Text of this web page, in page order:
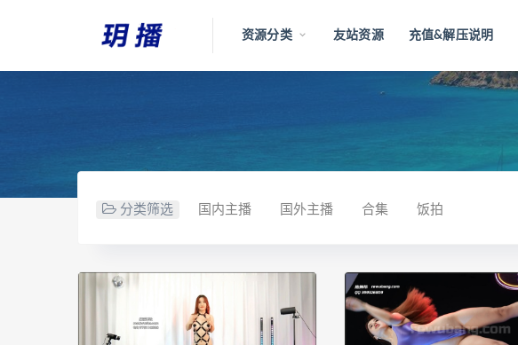
资源分类 友站资源 充值&解压说明
分类筛选 国内主播 国外主播 合集 饭拍